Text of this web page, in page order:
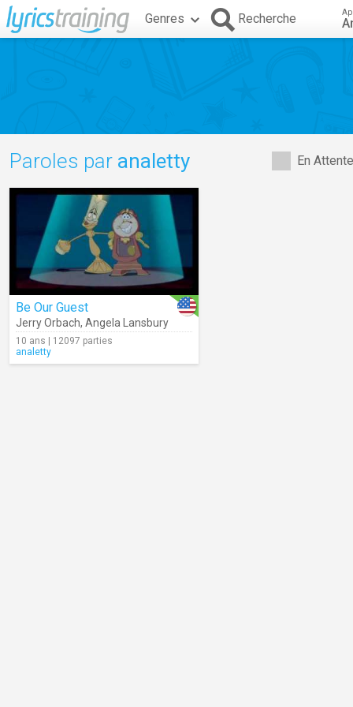
Genres Recherche
En
Paroles par analetty
Be Our Guest
Jerry Orbach, Angela Lansbury
10 ans | 12097 parties
analetty